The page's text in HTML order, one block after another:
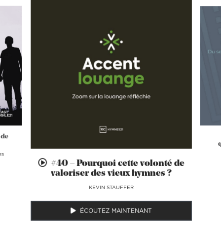
#40 – Pourquoi cette volonté de
valoriser des vieux hymnes ?
KEVIN STAUFFER
ÉCOUTEZ MAINTENANT